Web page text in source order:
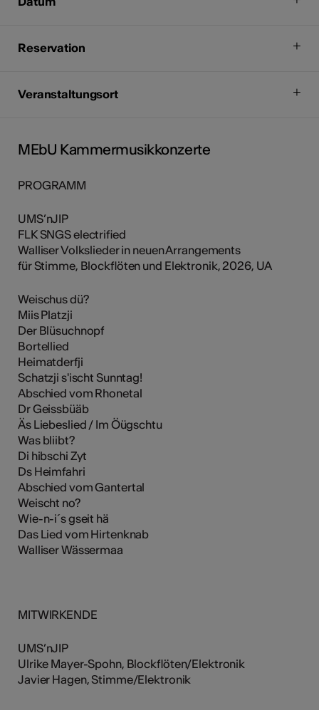
Reservation
Veranstaltungsort
MEbU Kammermusikkonzerte
PROGRAMM
UMS’nJIP
FLK SNGS electrified
Walliser Volkslieder in neuen Arrangements
für Stimme, Blockflöten und Elektronik, 2026, UA
Weischus dü?
Miis Platzji
Der Blüsuchnopf
Bortellied
Heimatderfji
Schatzji s'ischt Sunntag!
Abschied vom Rhonetal
Dr Geissbüäb
Äs Liebeslied / Im Öügschtu
Was bliibt?
Di hibschi Zyt
Ds Heimfahri
Abschied vom Gantertal
Weischt no?
Wie-n-i´s gseit hä
Das Lied vom Hirtenknab
Walliser Wässermaa
MITWIRKENDE
UMS’nJIP
Ulrike Mayer-Spohn, Blockflöten/Elektronik
Javier Hagen, Stimme/Elektronik